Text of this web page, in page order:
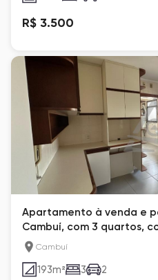
R$ 3.500
Apartamento à venda e
Cambuí, com 3 quartos,
Cambuí
193m² 3 2